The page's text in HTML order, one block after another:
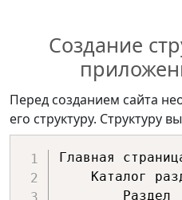
Создание
Перед созданием сайта
его структуру. Структуру
Главная